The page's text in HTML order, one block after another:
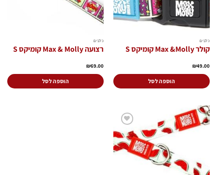
כלבים
קולר Max &Molly קומיקס S
₪49.00
הוספה לסל
כלבים
רצועה Max & Molly קומיקס S
₪69.00
הוספה לסל
לרשימת
המשאלות